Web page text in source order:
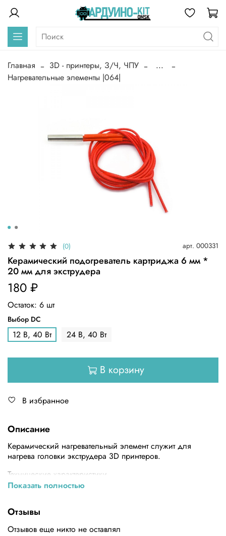
Главная 3D - принтеры, З/Ч, ЧПУ
...
Нагревательные элементы |064|
(0) арт. 000331
Керамический подогреватель картриджа 6 мм *
20 мм для экструдера
180 ₽
Остаток: 6 шт
Выбор DC
12 В, 40 Вт 24 В, 40 Вт
В корзину
В избранное
Описание
Керамический нагревательный элемент служит для
нагрева головки экструдера 3D принтеров.
Технические характеристики
Материал: Нержавеющая сталь, ПВХ, нейлон
Напряжение (В): 12 - 24
Мощность (Вт): 40
Показать полностью
Отзывы
Отзывов еще никто не оставлял